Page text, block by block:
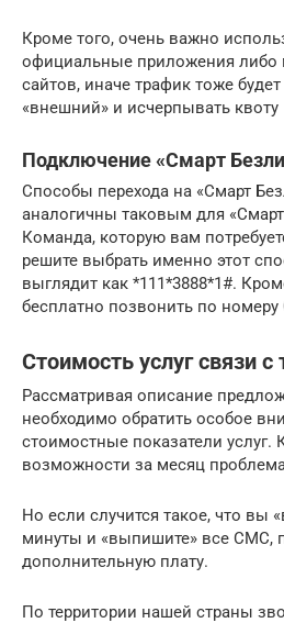
Кроме того, очень важно
официальные приложения либо
сайтов, иначе трафик тоже
«внешний» и исчерпывать квоту
Подключение «Смарт
Способы перехода на «Смарт
аналогичны таковым для
Команда, которую вам
решите выбрать именно этот
выглядит как *111*3888*1#.
бесплатно позвонить по номеру
Стоимость услуг связи
Рассматривая описание
необходимо обратить особое
стоимостные показатели услуг.
возможности за месяц
Но если случится такое, что вы
минуты и «выпишите» все СМС,
дополнительную плату.
По территории нашей страны